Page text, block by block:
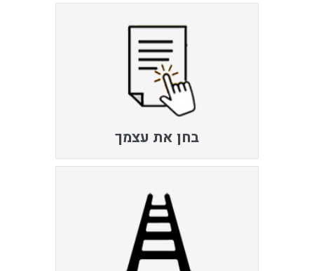
בחן את עצמך